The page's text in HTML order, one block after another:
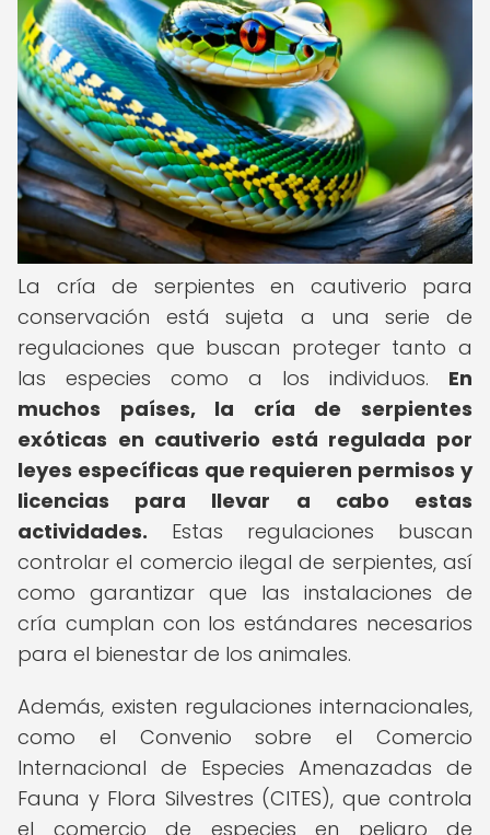
La cría de serpientes en cautiverio para
conservación está sujeta a una serie de
regulaciones que buscan proteger tanto a
las especies como a los individuos. En
muchos países, la cría de serpientes
exóticas en cautiverio está regulada por
leyes específicas que requieren permisos y
licencias para llevar a cabo estas
actividades. Estas regulaciones buscan
controlar el comercio ilegal de serpientes, así
como garantizar que las instalaciones de
cría cumplan con los estándares necesarios
para el bienestar de los animales.
Además, existen regulaciones internacionales,
como el Convenio sobre el Comercio
Internacional de Especies Amenazadas de
Fauna y Flora Silvestres (CITES), que controla
el comercio de especies en peligro de